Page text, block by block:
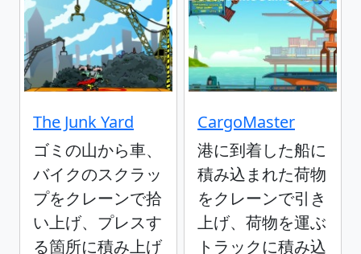
The Junk Yard
ゴミの山から車、
バイクのスクラッ
プをクレーンで拾
い上げ、プレスす
る箇所に積み上げ
CargoMaster
港に到着した船に
積み込まれた荷物
をクレーンで引き
上げ、荷物を運ぶ
トラックに積み込